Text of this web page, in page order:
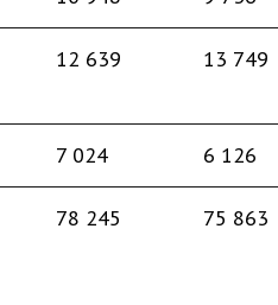
12 639 13 749
7 024 6 126
78 245 75 863